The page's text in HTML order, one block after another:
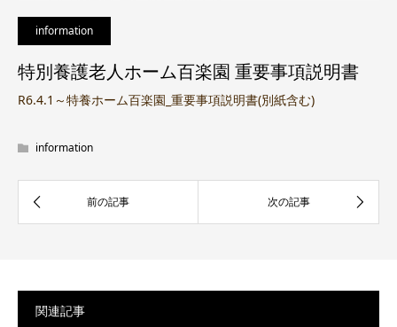
information
特別養護老人ホーム百楽園 重要事項説明書
R6.4.1～特養ホーム百楽園_重要事項説明書(別紙含む)
information
関連記事